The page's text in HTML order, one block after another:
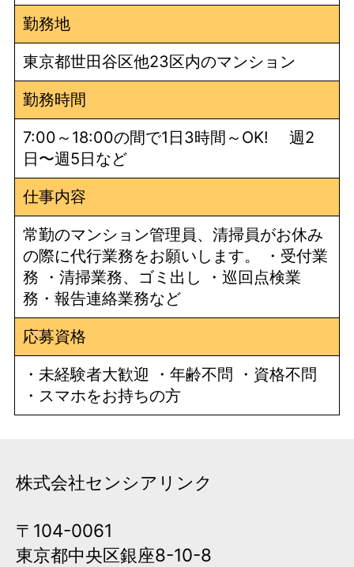
勤務地
東京都世田谷区他23区内のマンション
勤務時間
7:00～18:00の間で1日3時間～OK! 週2
日〜週5日など
仕事内容
常勤のマンション管理員、清掃員がお休み
の際に代行業務をお願いします。 ・受付業
務 ・清掃業務、ゴミ出し ・巡回点検業
務・報告連絡業務など
応募資格
・未経験者大歓迎 ・年齢不問 ・資格不問
・スマホをお持ちの方
株式会社センシアリンク
〒104-0061
東京都中央区銀座8-10-8